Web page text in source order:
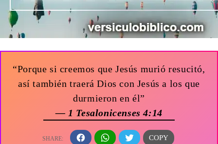
“Porque si creemos que Jesús murió resucitó,
así también traerá Dios con Jesús a los que
durmieron en él”
— 1 Tesalonicenses 4:14